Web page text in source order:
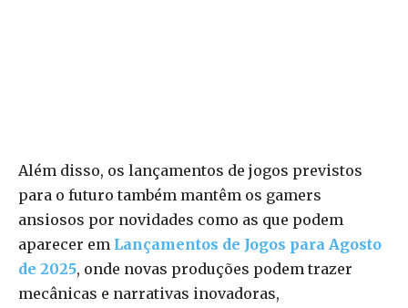
Além disso, os lançamentos de jogos previstos
para o futuro também mantêm os gamers
ansiosos por novidades como as que podem
aparecer em Lançamentos de Jogos para Agosto
de 2025, onde novas produções podem trazer
mecânicas e narrativas inovadoras,